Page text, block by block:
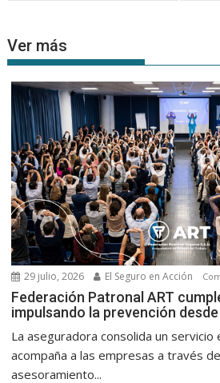
Ver más
29 julio, 2026 El Seguro en Acción
Federación Patronal ART
impulsando la prevención
La aseguradora consolida un servicio
acompaña a las empresas a través
asesoramiento...